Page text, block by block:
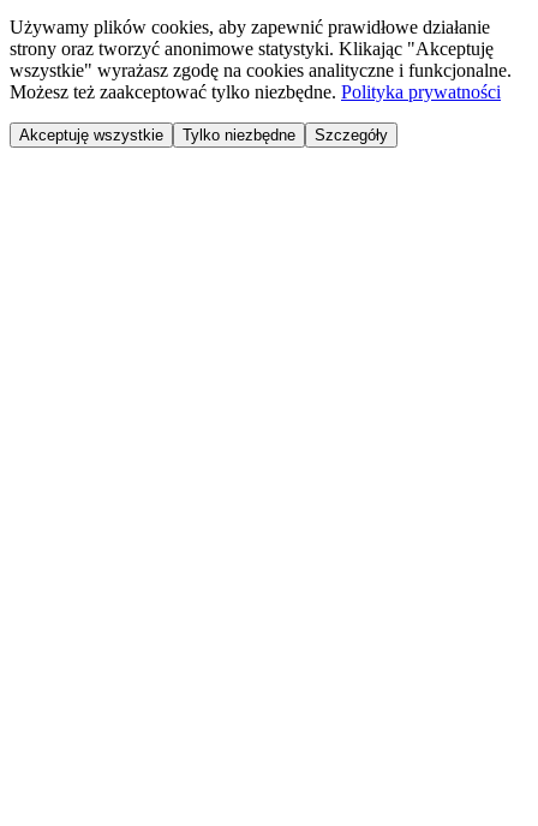
Używamy plików cookies, aby zapewnić prawidłowe działanie
strony oraz tworzyć anonimowe statystyki. Klikając "Akceptuję
wszystkie" wyrażasz zgodę na cookies analityczne i funkcjonalne.
Możesz też zaakceptować tylko niezbędne. Polityka prywatności
Akceptuję wszystkie Tylko niezbędne Szczegóły